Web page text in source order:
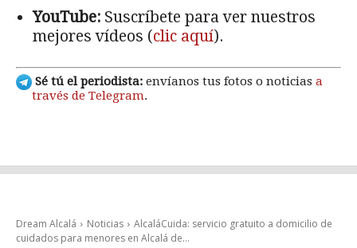
YouTube: Suscríbete para ver nuestros
mejores vídeos (clic aquí).
Sé tú el periodista: envíanos tus fotos o noticias a
través de Telegram.